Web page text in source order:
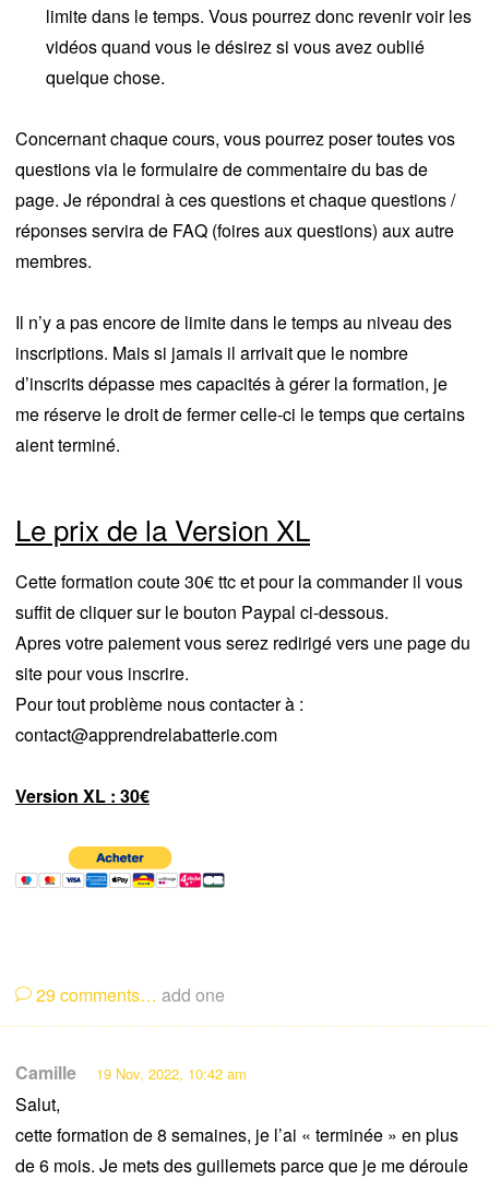
limite dans le temps. Vous pourrez donc revenir voir les
vidéos quand vous le désirez si vous avez oublié
quelque chose.
Concernant chaque cours, vous pourrez poser toutes vos
questions via le formulaire de commentaire du bas de
page. Je répondrai à ces questions et chaque questions /
réponses servira de FAQ (foires aux questions) aux autre
membres.
Il n’y a pas encore de limite dans le temps au niveau des
inscriptions. Mais si jamais il arrivait que le nombre
d’inscrits dépasse mes capacités à gérer la formation, je
me réserve le droit de fermer celle-ci le temps que certains
aient terminé.
Le prix de la Version XL
Cette formation coute 30€ ttc et pour la commander il vous
suffit de cliquer sur le bouton Paypal ci-dessous.
Apres votre paiement vous serez redirigé vers une page du
site pour vous inscrire.
Pour tout problème nous contacter à :
contact@apprendrelabatterie.com
Version XL : 30€
29 comments… add one
Camille 19 Nov, 2022, 10:42 am
Salut,
cette formation de 8 semaines, je l’ai « terminée » en plus
de 6 mois. Je mets des guillemets parce que je me déroule